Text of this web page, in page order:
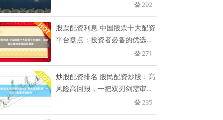
292
股票配资利息 中国股票十大配资
平台盘点：投资者必备的优选融
271
炒股配资排名 股民配资炒股：高
风险高回报，一把双刃剑需审慎
235